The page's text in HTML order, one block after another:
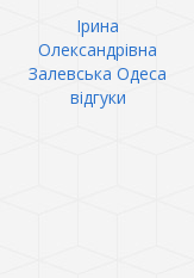
Ірина
Олександрівна
Залевська Одеса
відгуки